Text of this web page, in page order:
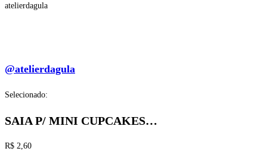
atelierdagula
@atelierdagula
Selecionado:
SAIA P/ MINI CUPCAKES…
R$ 2,60